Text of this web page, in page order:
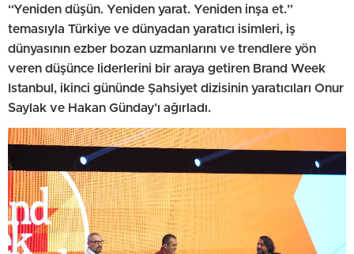
“Yeniden düşün. Yeniden yarat. Yeniden inşa et.”
temasıyla Türkiye ve dünyadan yaratıcı isimleri, iş
dünyasının ezber bozan uzmanlarını ve trendlere yön
veren düşünce liderlerini bir araya getiren Brand Week
Istanbul, ikinci gününde Şahsiyet dizisinin yaratıcıları Onur
Saylak ve Hakan Günday’ı ağırladı.